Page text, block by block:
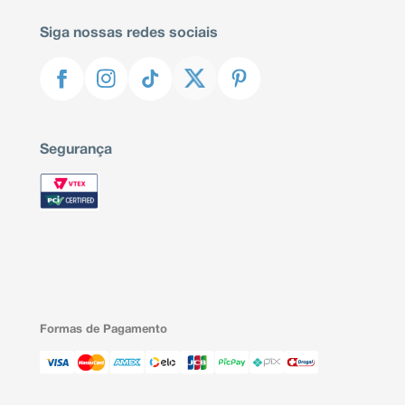
Siga nossas redes sociais
Segurança
Formas de Pagamento